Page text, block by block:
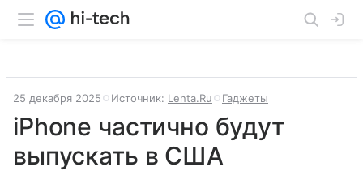
25 декабря 2025 Источник: Lenta.Ru Гаджеты
iPhone частично будут
выпускать в США